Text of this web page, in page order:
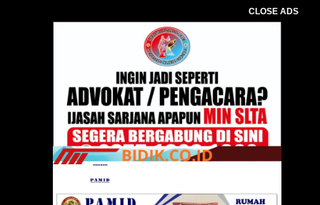
CLOSE ADS